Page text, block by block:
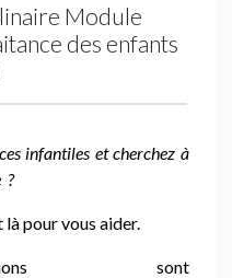
Module
des enfants
infantiles et cherchez à
?
pour vous aider.
sont